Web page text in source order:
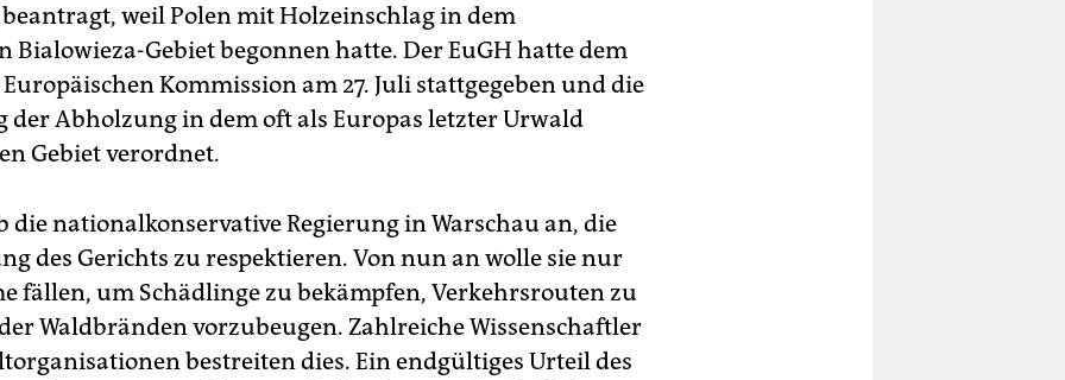
weil Polen mit Holzeinschlag in dem
Bialowieza-Gebiet begonnen hatte. Der EuGH hatte dem
Kommission am 27. Juli stattgegeben und die
der Abholzung in dem oft als Europas letzter Urwald
Gebiet verordnet.
die nationalkonservative Regierung in Warschau an, die
des Gerichts zu respektieren. Von nun an wolle sie nur
fällen, um Schädlinge zu bekämpfen, Verkehrsrouten zu
Waldbränden vorzubeugen. Zahlreiche Wissenschaftler
bestreiten dies. Ein endgültiges Urteil des